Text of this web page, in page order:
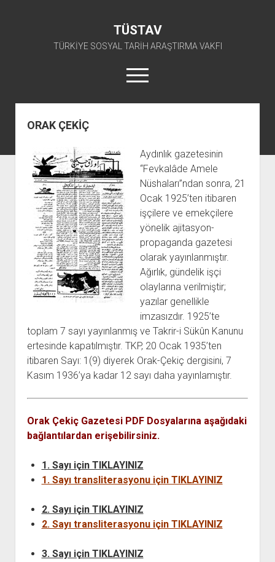
TÜSTAV
TÜRKİYE SOSYAL TARİH ARAŞTIRMA VAKFI
menüyü
aç
twitterfacebookinstagramyoutube
E-ARŞİV
açılır
menüyü
aç
TKP ARŞİV FONU
TİP ARŞİV FONU
TSİP ARŞİV FONU
TBKP ARŞİV FONU
İŞÇİ HAREKETLERİ ARŞİV FONU
BARIŞ HAREKETLERİ ARŞİV FONU
DAVA DOSYALARI ARŞİV FONU
GÖRSEL-İŞİTSEL ARŞİV FONU
ARŞİVLERDEN YARARLANMA KOŞULLARI
KÜTÜPHANE
açılır
menüyü
aç
TKP KİTAPLIĞI
TİP KİTAPLIĞI
TSİP KİTAPLIĞI
TBKP KİTAPLIĞI
SOL HAREKETLER KİTAPLIĞI
EMEK HAREKETİ KİTAPLIĞI
BARIŞ HAREKETİ KİTAPLIĞI
GENÇLİK HAREKETİ KİTAPLIĞI
KADIN HAREKETİ KİTAPLIĞI
ÖĞRETMEN HAREKETİ KİTAPLIĞI
ANTİKOMÜNİZM KİTAPLIĞI
AYDINLIK KÜLLİYATI KİTAPLIĞI
NÂZIM HİKMET KİTAPLIĞI
KERİM SADİ KİTAPLIĞI
1940’LI YILLAR KİTAPLIĞI
YURTDIŞI KİTAPLIĞI
SÜRELİ YAYINLAR
AFİŞLER
GÖRSEL-İŞİTSEL
BAŞVURULAR
açılır
menüyü
aç
ÜYE BAŞVURU FORMU
ARŞİVLERDEN YARARLANMA FORMU
KİTAP ABONE FORMU
İLETİŞİM
açılır
menüyü
aç
İLETİŞİM BİLGİLERİ
BANKA HESAPLARIMIZ
ÇALIŞMA GÜNLERİMİZ
ORAK ÇEKİÇ
Aydınlık gazetesinin
“Fevkalâde Amele
Nüshaları”ndan sonra, 21
Ocak 1925’ten itibaren
işçilere ve emekçilere
yönelik ajitasyon-
propaganda gazetesi
olarak yayınlanmıştır.
Ağırlık, gündelik işçi
olaylarına verilmiştir;
yazılar genellikle
imzasızdır. 1925’te
toplam 7 sayı yayınlanmış ve Takrir-i Sükûn Kanunu
ertesinde kapatılmıştır. TKP, 20 Ocak 1935’ten
itibaren Sayı: 1(9) diyerek Orak-Çekiç dergisini, 7
Kasım 1936’ya kadar 12 sayı daha yayınlamıştır.
Orak Çekiç Gazetesi PDF Dosyalarına aşağıdaki
bağlantılardan erişebilirsiniz.
1. Sayı için TIKLAYINIZ
1. Sayı transliterasyonu için TIKLAYINIZ
2. Sayı için TIKLAYINIZ
2. Sayı transliterasyonu için TIKLAYINIZ
3. Sayı için TIKLAYINIZ